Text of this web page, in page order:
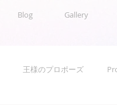
Blog Gallery
王様のプロポーズ